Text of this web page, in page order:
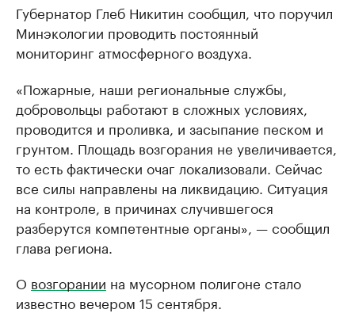
Губернатор Глеб Никитин сообщил, что поручил
Минэкологии проводить постоянный
мониторинг атмосферного воздуха.
«Пожарные, наши региональные службы,
добровольцы работают в сложных условиях,
проводится и проливка, и засыпание песком и
грунтом. Площадь возгорания не увеличивается,
то есть фактически очаг локализовали. Сейчас
все силы направлены на ликвидацию. Ситуация
на контроле, в причинах случившегося
разберутся компетентные органы», — сообщил
глава региона.
О возгорании на мусорном полигоне стало
известно вечером 15 сентября.